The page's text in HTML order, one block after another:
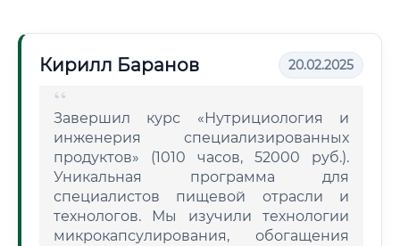
Кирилл Баранов 20.02.2025
Завершил курс «Нутрициология и
инженерия специализированных
продуктов» (1010 часов, 52000 руб.).
Уникальная программа для
специалистов пищевой отрасли и
технологов. Мы изучили технологии
микрокапсулирования, обогащения